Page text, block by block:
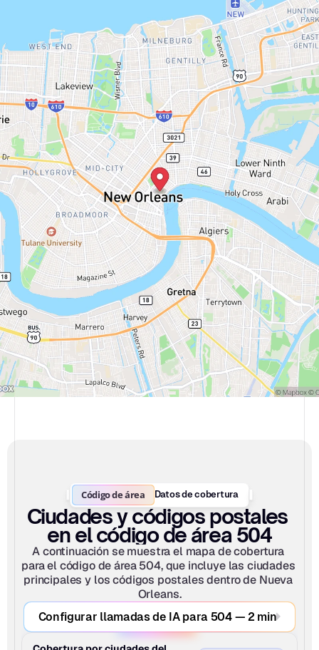
Código de área Datos de cobertura
Ciudades y códigos postales
en el código de área 504
A continuación se muestra el mapa de cobertura
para el código de área 504, que incluye las ciudades
principales y los códigos postales dentro de Nueva
Orleans.
Configurar llamadas de IA para 504 — 2 min